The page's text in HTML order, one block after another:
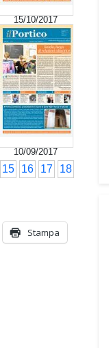
15/10/2017
10/09/2017
15 16 17
18
Stampa